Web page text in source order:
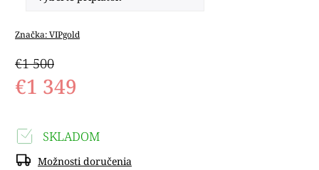
Značka:VIPgold
€1 500
€1 349
SKLADOM
Možnosti doručenia